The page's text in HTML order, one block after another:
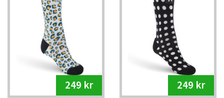
249 kr 249 kr